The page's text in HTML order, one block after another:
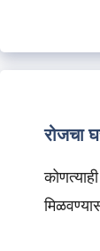
रोजचा